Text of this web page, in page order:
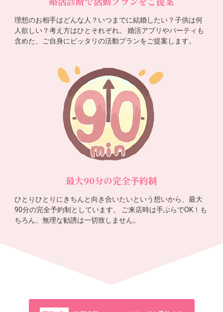
理想のお相手はどんな人？いつまでに結婚したい？子供は何
人欲しい？考え方はひとそれぞれ。 婚活アプリやパーティも
含めた、ご自身にピッタリの活動プランをご提案します。
最大90分の完全予約制
ひとりひとりにきちんと向き合いたいという想いから、最大
90分の完全予約制としています。 ご来店時は手ぶらでOK！も
ちろん、無理な勧誘は一切致しません。